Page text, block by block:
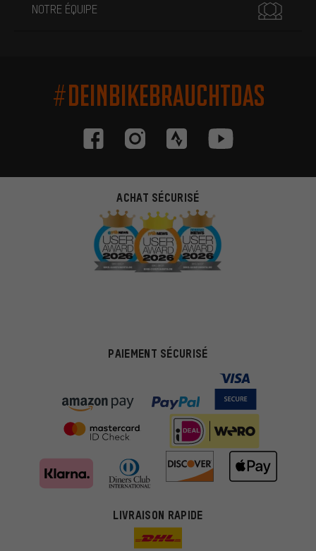
NOTRE ÉQUIPE
#DEINBIKEBRAUCHTDAS
ACHAT SÉCURISÉ
PAIEMENT SÉCURISÉ
LIVRAISON RAPIDE